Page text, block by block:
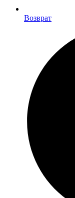
Возврат